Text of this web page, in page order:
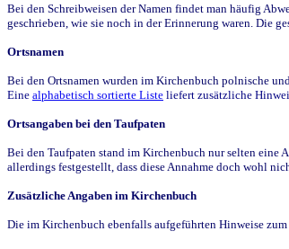
Bei den Schreibweisen der Namen findet man häufig
geschrieben, wie sie noch in der Erinnerung waren. Die
Ortsnamen
Bei den Ortsnamen wurden im Kirchenbuch polnische
Eine alphabetisch sortierte Liste liefert zusätzliche
Ortsangaben bei den Taufpaten
Bei den Taufpaten stand im Kirchenbuch nur selten eine
allerdings festgestellt, dass diese Annahme doch wohl
Zusätzliche Angaben im Kirchenbuch
Die im Kirchenbuch ebenfalls aufgeführten Hinweise